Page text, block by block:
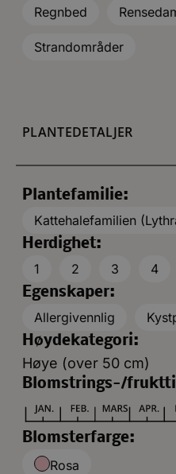
Regnbed
Strandområder
PLANTEDETALJER
Plantefamilie:
Kattehalefamilien
Herdighet:
1
2 3 4
Egenskaper:
Allergivennlig
Høydekategori:
Høye (over 50 cm)
Blomstrings-/
Blomsterfarge:
Rosa